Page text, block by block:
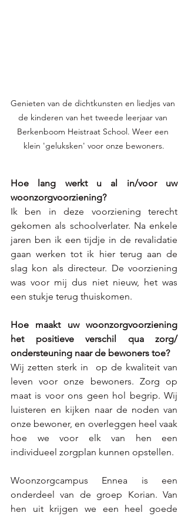
Genieten van de dichtkunsten en liedjes van
de kinderen van het tweede leerjaar van
Berkenboom Heistraat School. Weer een
klein 'geluksken' voor onze bewoners.
Hoe lang werkt u al in/voor uw
woonzorgvoorziening?
Ik ben in deze voorziening terecht
gekomen als schoolverlater. Na enkele
jaren ben ik een tijdje in de revalidatie
gaan werken tot ik hier terug aan de
slag kon als directeur. De voorziening
was voor mij dus niet nieuw, het was
een stukje terug thuiskomen.
Hoe maakt uw woonzorgvoorziening
het positieve verschil qua zorg/
ondersteuning naar de bewoners toe?
Wij zetten sterk in  op de kwaliteit van
leven voor onze bewoners. Zorg op
maat is voor ons geen hol begrip. Wij
luisteren en kijken naar de noden van
onze bewoner, en overleggen heel vaak
hoe we voor elk van hen een
individueel zorgplan kunnen opstellen.
Woonzorgcampus Ennea is een
onderdeel van de groep Korian. Van
hen uit krijgen we een heel goede